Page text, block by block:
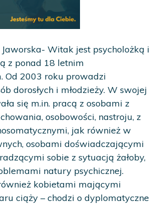
Witak jest psycholożką i
z ponad 18 letnim
Od 2003 roku prowadzi
dorosłych i młodzieży. W swojej
się m.in. pracą z osobami z
osobowości, nastroju, z
jak również w
osobami doświadczającymi
sobie z sytuacją żałoby,
natury psychicznej.
kobietami mającymi
ciąży – chodzi o dyplomatyczne